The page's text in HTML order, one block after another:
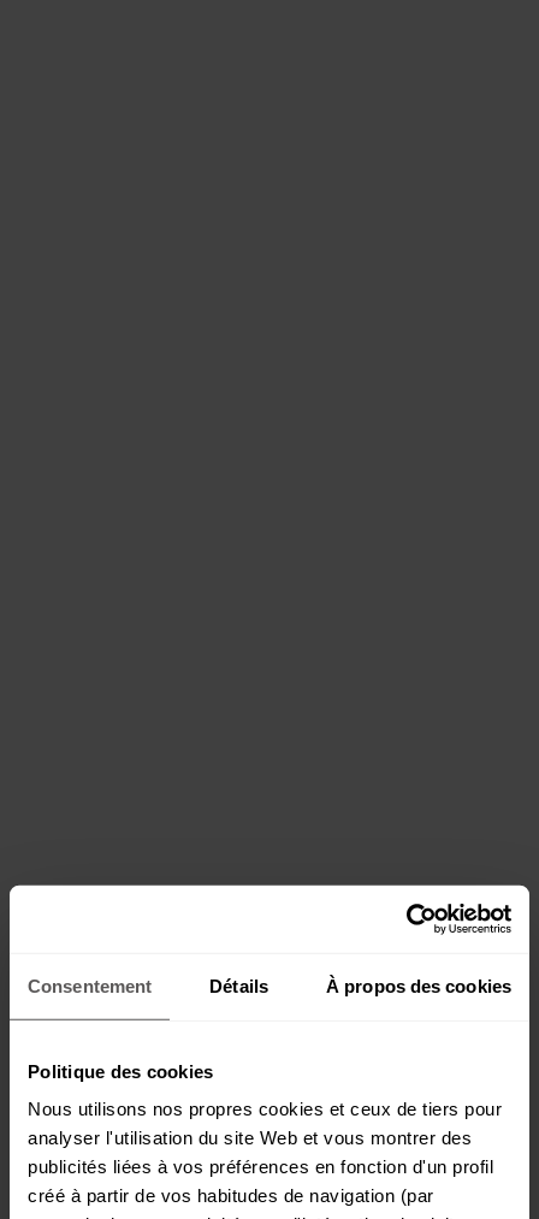
Consentement Détails À propos des cookies
Politique des cookies
Nous utilisons nos propres cookies et ceux de tiers pour
analyser l'utilisation du site Web et vous montrer des
publicités liées à vos préférences en fonction d'un profil
créé à partir de vos habitudes de navigation (par